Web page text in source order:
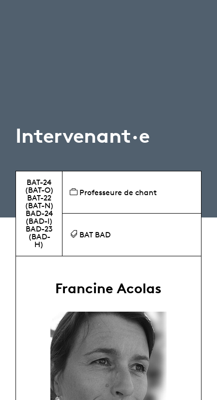
Intervenant·e
BAT-24
(BAT-O)
BAT-22
(BAT-N)
BAD-24
(BAD-I)
BAD-23
(BAD-
H)
Professeure de chant
BAT BAD
Francine Acolas